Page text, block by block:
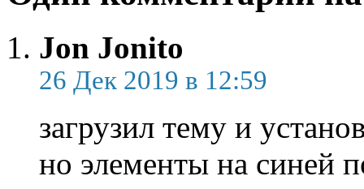
Jon Jonito
26 Дек 2019 в 12:59
загрузил тему и
но элементы на синей